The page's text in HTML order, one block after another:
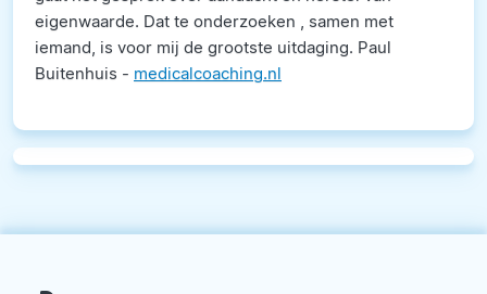
eigenwaarde. Dat te onderzoeken , samen met
iemand, is voor mij de grootste uitdaging. Paul
Buitenhuis - medicalcoaching.nl